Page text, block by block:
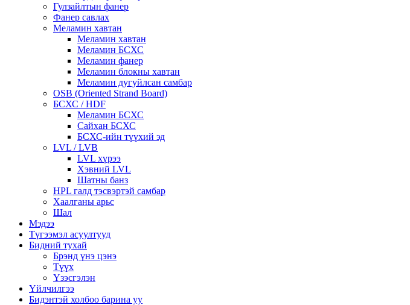
Гулзайлтын фанер
Фанер савлах
Меламин хавтан
Меламин хавтан
Меламин БСХС
Меламин фанер
Меламин блокны хавтан
Меламин дугуйлсан самбар
OSB (Oriented Strand Board)
БСХС / HDF
Меламин БСХС
Сайхан БСХС
БСХС-ийн түүхий эд
LVL / LVB
LVL хүрээ
Хэвний LVL
Шатны банз
HPL галд тэсвэртэй самбар
Хаалганы арьс
Шал
Мэдээ
Түгээмэл асуултууд
Бидний тухай
Брэнд үнэ цэнэ
Түүх
Үзэсгэлэн
Үйлчилгээ
Бидэнтэй холбоо барина уу